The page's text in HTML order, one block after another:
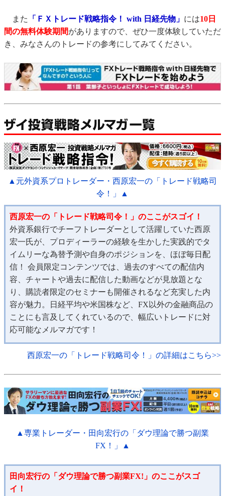
また 「ＦＸトレード戦略指令！ with 日経先物」 には10日
間の無料体験期間がありますので、ぜひ一度体験していただ
き、みなさんのトレードの参考にしてみてください。
▲元外資系プロトレーダー・西原宏一の「トレード戦略司
令！」▲
西原宏一の「トレード戦略司令！」のここがスゴイ！
外資系銀行でチーフトレーダーとして活躍していた西原
宏一氏が、プロディーラーの経験を生かした実践的でタ
イムリーな為替予測や自身のポジションを、ほぼ毎日配
信！ 会員限定コンテンツでは、過去のすべての配信内
容、チャートや過去に配信した動画などが見放題とな
り、購読者限定のセミナーも開催されるなど充実した内
容が魅力。日経平均や米国株など、FX以外の金融商品の
ことにも言及してくれているので、幅広いトレードに対
応可能なメルマガです！
西原宏一の「トレード戦略司令！」の詳細はこちら>>
▲専業トレーダー・田向宏行の「ダウ理論で勝つ副業
FX！」▲
田向宏行の「ダウ理論で勝つ副業FX!」のここがスゴ
イ！